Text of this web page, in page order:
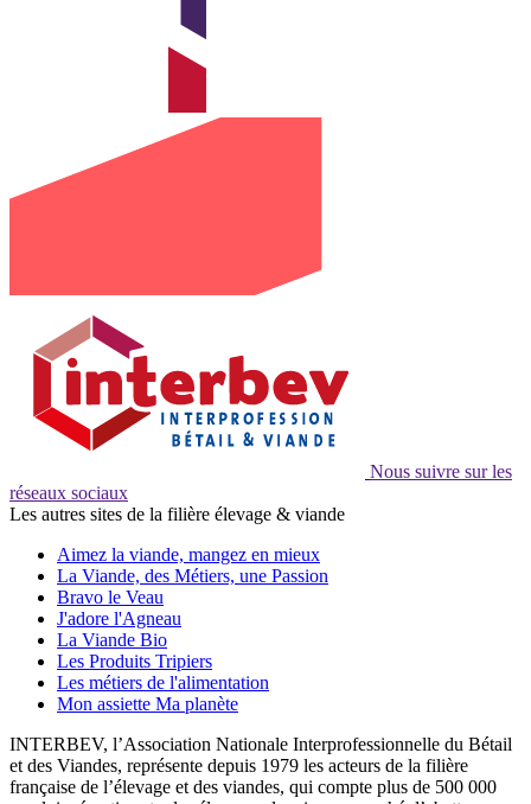
Nous suivre sur les
réseaux sociaux
Les autres sites de la filière élevage & viande
Aimez la viande, mangez en mieux
La Viande, des Métiers, une Passion
Bravo le Veau
J'adore l'Agneau
La Viande Bio
Les Produits Tripiers
Les métiers de l'alimentation
Mon assiette Ma planète
INTERBEV, l’Association Nationale Interprofessionnelle du Bétail
et des Viandes, représente depuis 1979 les acteurs de la filière
française de l’élevage et des viandes, qui compte plus de 500 000